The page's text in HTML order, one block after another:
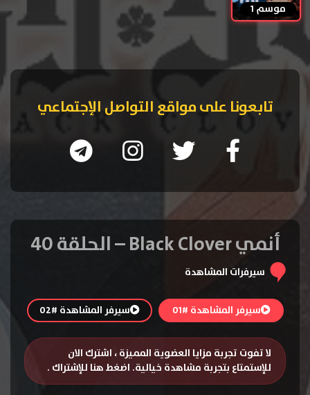
موسم 1
تابعونا على مواقع التواصل الإجتماعي
أنمي Black Clover – الحلقة 40
سيرفرات المشاهدة
سيرفر المشاهدة #01 سيرفر المشاهدة #02
لا تفوت تجربة مزايا العضوية المميزة ، اشترك الان
للإستمتاع بتجربة مشاهدة خيالية. اضغط هنا للإشتراك .